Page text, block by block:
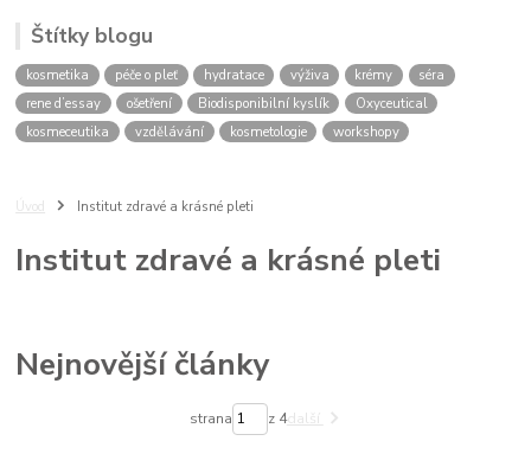
Štítky blogu
kosmetika péče o pleť hydratace výživa krémy
séra
rene d’essay
ošetření Biodisponibilní kyslík
Oxyceutical
kosmeceutika
vzdělávání kosmetologie workshopy
Úvod Institut zdravé a krásné pleti
Institut zdravé a krásné pleti
Nejnovější články
strana z 4další